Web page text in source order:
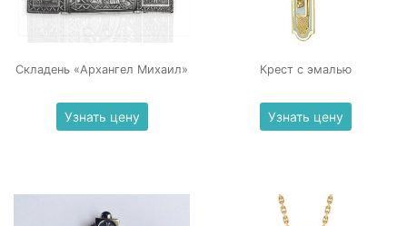
Складень «Архангел Михаил»
Узнать цену
Крест с эмалью
Узнать цену